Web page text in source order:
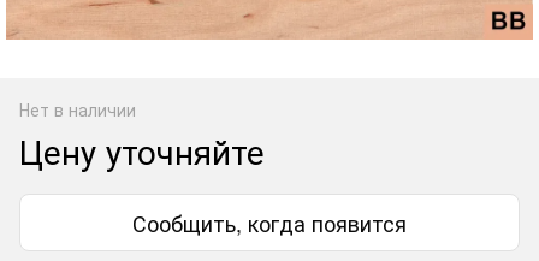
Нет в наличии
Цену уточняйте
Сообщить, когда появится